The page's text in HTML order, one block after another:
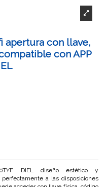
apertura con llave,
con APP
DIEL diseño estético y
a las disposiciones